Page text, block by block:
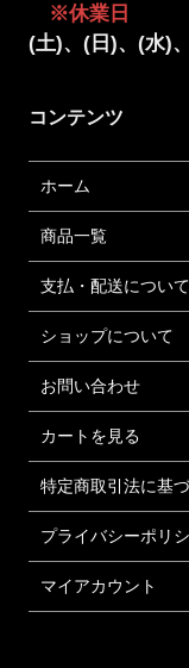
※休業日
(土)、(日)、(水)
コンテンツ
ホーム
商品一覧
支払・配送について
ショップについて
お問い合わせ
カートを見る
特定商取引法に基
プライバシーポリ
マイアカウント